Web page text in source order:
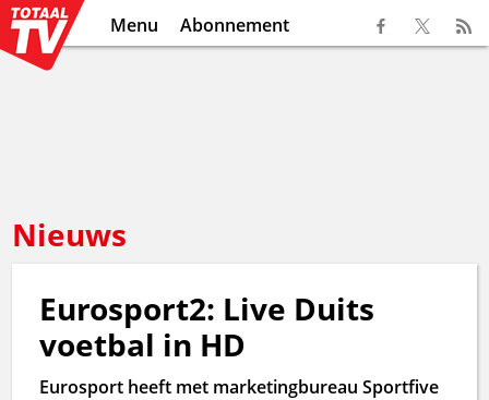
Menu Abonnement
Nieuws
Eurosport2: Live Duits
voetbal in HD
Eurosport heeft met marketingbureau Sportfive